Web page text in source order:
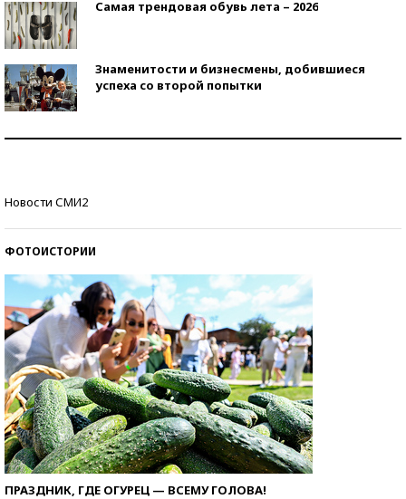
Самая трендовая обувь лета – 2026
Знаменитости и бизнесмены, добившиеся
успеха со второй попытки
Новости СМИ2
ФОТОИСТОРИИ
ПРАЗДНИК, ГДЕ ОГУРЕЦ — ВСЕМУ ГОЛОВА!